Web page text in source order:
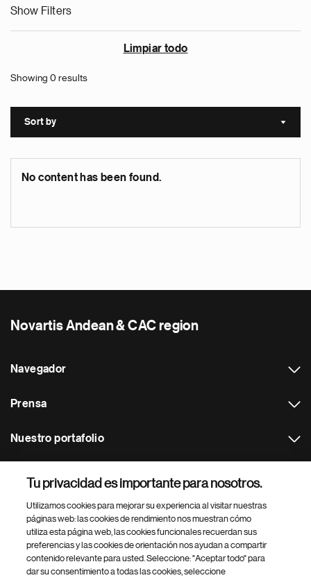
Show Filters
Limpiar todo
Showing 0 results
Sort by Sort
No content has been found.
Novartis Andean & CAC region
Navegador
Prensa
Nuestro portafolio
Footer Site Search
Tu privacidad es importante para nosotros.
Utilizamos cookies para mejorar su experiencia al visitar nuestras
páginas web: las cookies de rendimiento nos muestran cómo
utiliza esta página web, las cookies funcionales recuerdan sus
preferencias y las cookies de orientación nos ayudan a compartir
contenido relevante para usted. Seleccione: "Aceptar todo" para
dar su consentimiento a todas las cookies, seleccione